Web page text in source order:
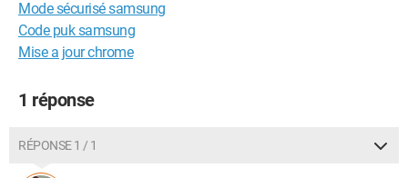
Mode sécurisé samsung
Code puk samsung
Mise a jour chrome
1 réponse
RÉPONSE 1 / 1